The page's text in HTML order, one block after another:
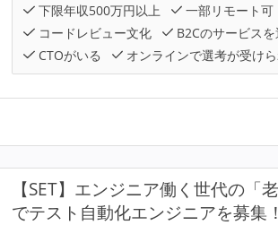
下限年収500万円以上 一部リモート可
コードレビュー文化
B2Cのサービスを
CTOがいる
オンラインで選考が受け
【SET】エンジニア働く世代の
でテスト自動化エンジニアを募集！